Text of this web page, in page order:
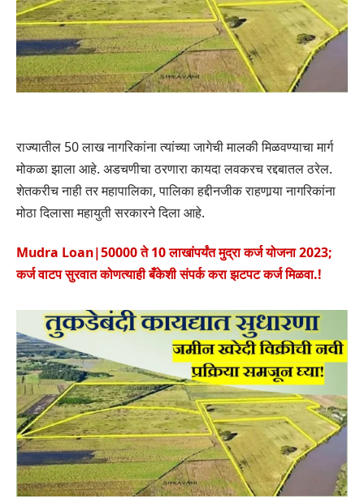
राज्यातील 50 लाख नागरिकांना त्यांच्या जागेची मालकी मिळवण्याचा मार्ग
मोकळा झाला आहे. अडचणीचा ठरणारा कायदा लवकरच रद्दबातल ठरेल.
शेतकरीच नाही तर महापालिका, पालिका हद्दीनजीक राहणार्‍या नागरिकांना
मोठा दिलासा महायुती सरकारने दिला आहे.
Mudra Loan|50000 ते 10 लाखांपर्यंत मुद्रा कर्ज योजना 2023;
कर्ज वाटप सुरवात कोणत्याही बँकेशी संपर्क करा झटपट कर्ज मिळवा.!